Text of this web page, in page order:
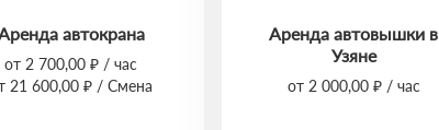
автокрана
от 2 700,00 ₽ / час
21 600,00 ₽ / Смена
Аренда автовышки в
Узяне
от 2 000,00 ₽ / час